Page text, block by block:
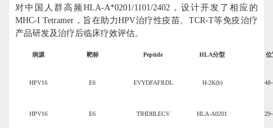
对中国人群高频HLA-A*0201/1101/2402 ，设计开发 了相应的
MHC-I Tetramer，旨在助力HPV治疗性疫苗、 TCR-T等免疫治疗
产品研发及治疗后临床疗效评估。
病源 靶标 Peptide HLA分型 位
HPV16 E6 EVYDFAFRDL H-2K(b)
HPV16 E6 TIHDIILECV HLA-A0201